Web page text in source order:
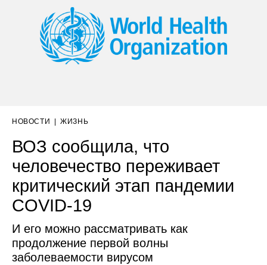
НОВОСТИ ЖИЗНЬ
ВОЗ сообщила, что
человечество переживает
критический этап пандемии
COVID-19
И его можно рассматривать как
продолжение первой волны
заболеваемости вирусом